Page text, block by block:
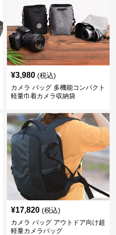
¥3,980 (税込)
カメラ バッグ 多機能コンパクト
軽量巾着カメラ収納袋
¥17,820 (税込)
カメラ バッグ アウトドア向け超
軽量カメラバッグ